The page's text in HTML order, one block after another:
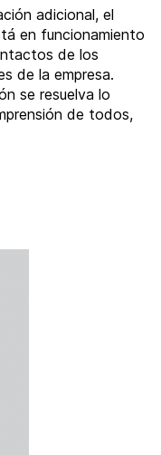
adicional, el
en funcionamiento
de los
de la empresa.
se resuelva lo
de todos,